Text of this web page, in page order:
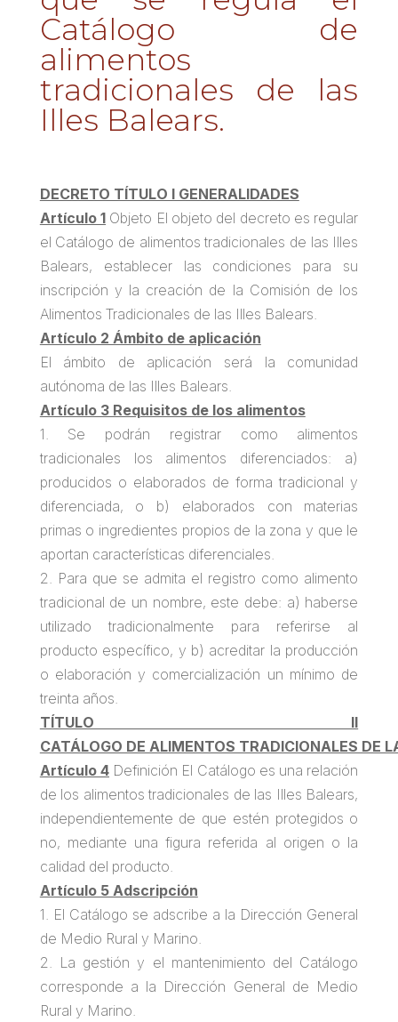
Catálogo de
alimentos
tradicionales de las
Illes Balears.
DECRETO TÍTULO I GENERALIDADES
Artículo 1 Objeto El objeto del decreto es regular
el Catálogo de alimentos tradicionales de las Illes
Balears, establecer las condiciones para su
inscripción y la creación de la Comisión de los
Alimentos Tradicionales de las Illes Balears.
Artículo 2 Ámbito de aplicación
El ámbito de aplicación será la comunidad
autónoma de las Illes Balears.
Artículo 3 Requisitos de los alimentos
1. Se podrán registrar como alimentos
tradicionales los alimentos diferenciados: a)
producidos o elaborados de forma tradicional y
diferenciada, o b) elaborados con materias
primas o ingredientes propios de la zona y que le
aportan características diferenciales.
2. Para que se admita el registro como alimento
tradicional de un nombre, este debe: a) haberse
utilizado tradicionalmente para referirse al
producto específico, y b) acreditar la producción
o elaboración y comercialización un mínimo de
treinta años.
TÍTULO II
CATÁLOGO DE ALIMENTOS TRADICIONALES DE
Artículo 4 Definición El Catálogo es una relación
de los alimentos tradicionales de las Illes Balears,
independientemente de que estén protegidos o
no, mediante una figura referida al origen o la
calidad del producto.
Artículo 5 Adscripción
1. El Catálogo se adscribe a la Dirección General
de Medio Rural y Marino.
2. La gestión y el mantenimiento del Catálogo
corresponde a la Dirección General de Medio
Rural y Marino.